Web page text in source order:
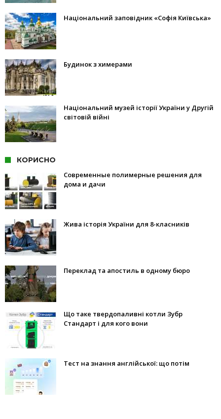
Національний заповідник «Софія Київська»
Будинок з химерами
Національний музей історії України у Другій
світовій війні
КОРИСНО
Современные полимерные решения для
дома и дачи
Жива історія України для 8-класників
Переклад та апостиль в одному бюро
Що таке твердопаливні котли Зубр
Стандарт і для кого вони
Тест на знання англійської: що потім